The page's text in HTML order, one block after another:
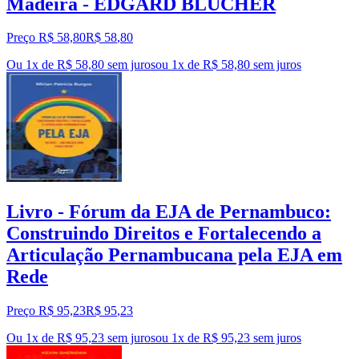
Preço R$ 58,80R$ 58,80
Ou 1x de R$ 58,80 sem jurosou 1x de R$ 58,80 sem juros
Livro - Fórum da EJA de Pernambuco:
Construindo Direitos e Fortalecendo a
Articulação Pernambucana pela EJA em
Rede
Preço R$ 95,23R$ 95,23
Ou 1x de R$ 95,23 sem jurosou 1x de R$ 95,23 sem juros